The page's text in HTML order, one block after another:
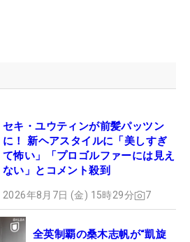
セキ・ユウティンが前髪パッツン
に！ 新ヘアスタイルに「美しすぎ
て怖い」「プロゴルファーには見え
ない」とコメント殺到
2026年8月7日 (金) 15時29分 7
全英制覇の桑木志帆が“凱旋